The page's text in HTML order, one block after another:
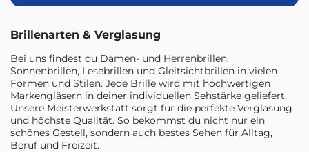
Brillenarten & Verglasung
Bei uns findest du Damen- und Herrenbrillen,
Sonnenbrillen, Lesebrillen und Gleitsichtbrillen in vielen
Formen und Stilen. Jede Brille wird mit hochwertigen
Markengläsern in deiner individuellen Sehstärke geliefert.
Unsere Meisterwerkstatt sorgt für die perfekte Verglasung
und höchste Qualität. So bekommst du nicht nur ein
schönes Gestell, sondern auch bestes Sehen für Alltag,
Beruf und Freizeit.